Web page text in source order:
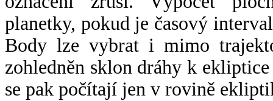
planetky, pokud je časový
Body lze vybrat i mimo
zohledněn sklon dráhy k
se pak počítají jen v rovině